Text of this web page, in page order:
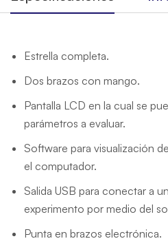
Estrella completa.
Dos brazos con mango.
Pantalla LCD en la cual se
parámetros a evaluar.
Software para visualización
el computador.
Salida USB para conectar a
experimento por medio del
Punta en brazos electrónica.